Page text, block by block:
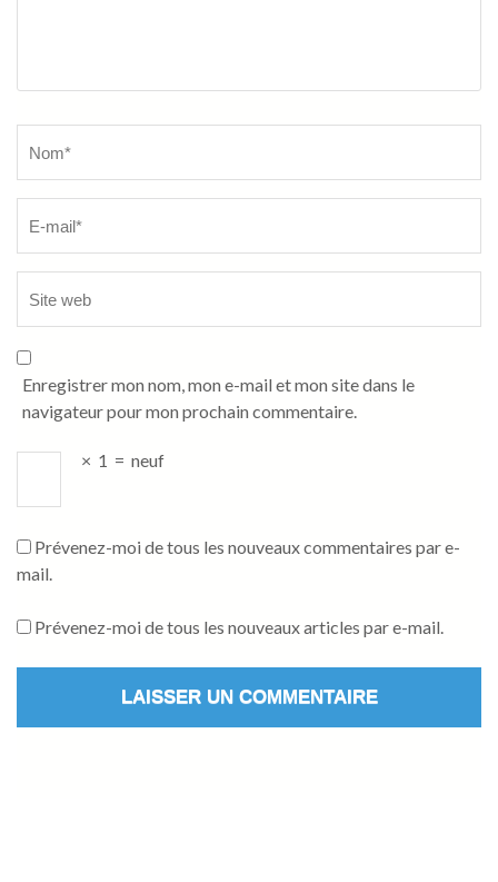
Enregistrer mon nom, mon e-mail et mon site dans le
navigateur pour mon prochain commentaire.
× 1 = neuf
Prévenez-moi de tous les nouveaux commentaires par e-
mail.
Prévenez-moi de tous les nouveaux articles par e-mail.